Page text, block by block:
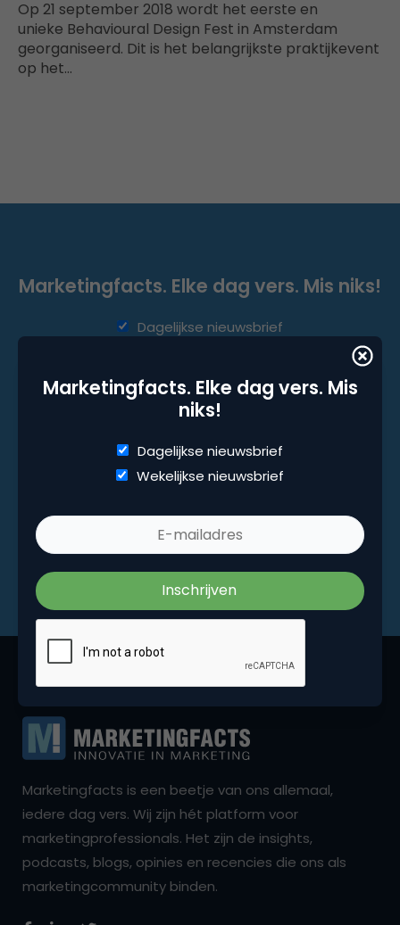
Op 21 september 2018 wordt het eerste en
unieke Behavioural Design Fest in Amsterdam
georganiseerd. Dit is het belangrijkste praktijkevent
op het…
Marketingfacts. Elke dag vers. Mis
niks!
Dagelijkse nieuwsbrief
Wekelijkse nieuwsbrief
Marketingfacts. Elke dag vers. Mis niks!
Dagelijkse nieuwsbrief
Marketingfacts is een beetje van ons allemaal,
iedere dag vers. Wij zijn hét platform voor
marketingprofessionals. Het zijn de insights,
podcasts, blogs, opinies en recencies die ons als
marketingcommunity binden.